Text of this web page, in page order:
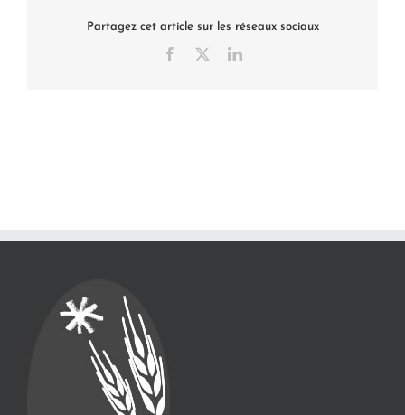
Partagez cet article sur les réseaux sociaux
Facebook LinkedIn